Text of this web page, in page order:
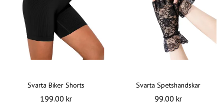
Svarta Biker Shorts
199.00 kr
Svarta Spetshandskar
99.00 kr